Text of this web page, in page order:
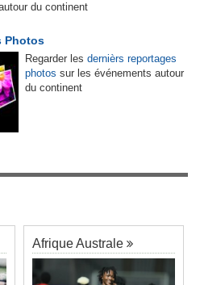
du continent
Photos
Regarder les dernièrs reportages
photos sur les événements autour
du continent
Afrique Australe